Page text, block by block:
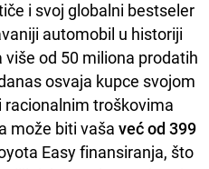
i svoj globalni bestseler
automobil u historiji
od 50 miliona prodatih
osvaja kupce svojom
racionalnim troškovima
može biti vaša već od 399
Easy finansiranja, što